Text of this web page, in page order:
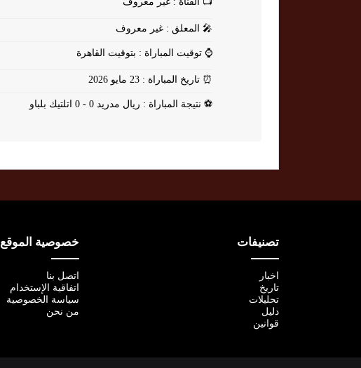
🎤 المعلق : غير معروف
⌚ توقيت المباراة : بتوقيت القاهرة
⏰ تاريخ المباراة : 23 مايو 2026
⚽ نتيجة المباراة : ريال مدريد 0 - 0 اتلتيك بلباو
تصنيفات
اخبار
تاريخ
تحليلات
دليل
قوانين
خصوصية الموقع
اتصل بنا
اتفاقية الإستخدام
سياسة الخصوصية
من نحن